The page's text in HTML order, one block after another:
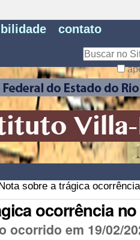
contato
sobre a trágica
ocorrência
ocorrido em 19/02/